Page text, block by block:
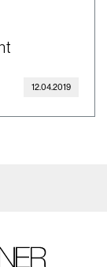
12.04.2019